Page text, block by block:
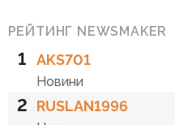
РЕЙТИНГ NEWSMAKER
1 AKS701
Новини
2 RUSLAN1996